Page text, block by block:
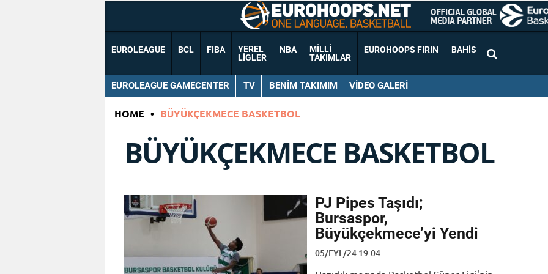
EUROLEAGUE BCL FIBA
YEREL
LIGLER
NBA
MILLI
TAKIMLAR
EUROHOOPS FIRIN BAHIS
EUROLEAGUE GAMECENTER TV BENIM TAKIMIM VIDEO GALERI
HOME • BÜYÜKÇEKMECE BASKETBOL
BÜYÜKÇEKMECE BASKETBOL
PJ Pipes Taşıdı;
Bursaspor,
Büyükçekmece’yi Yendi
05/EYL/24 19:04